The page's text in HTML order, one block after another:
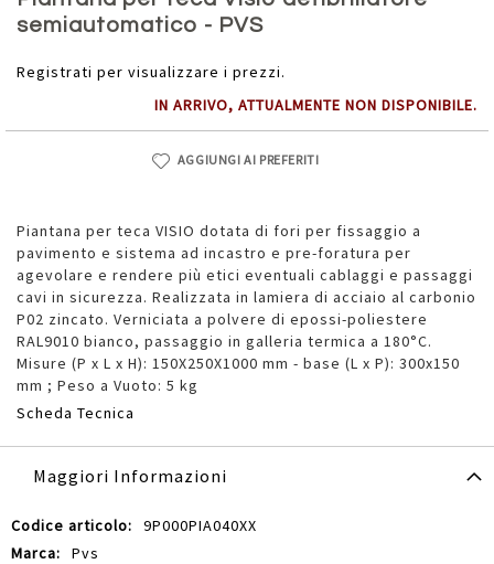
semiautomatico - PVS
Registrati per visualizzare i prezzi.
IN ARRIVO, ATTUALMENTE NON DISPONIBILE.
AGGIUNGI AI PREFERITI
Piantana per teca VISIO dotata di fori per fissaggio a
pavimento e sistema ad incastro e pre-foratura per
agevolare e rendere più etici eventuali cablaggi e passaggi
cavi in sicurezza. Realizzata in lamiera di acciaio al carbonio
P02 zincato. Verniciata a polvere di epossi-poliestere
RAL9010 bianco, passaggio in galleria termica a 180°C.
Misure (P x L x H): 150X250X1000 mm - base (L x P): 300x150
mm ; Peso a Vuoto: 5 kg
Scheda Tecnica
della
galleria
immagini
Maggiori Informazioni
Maggiori
Informazioni
9P000PIA040XX
Pvs